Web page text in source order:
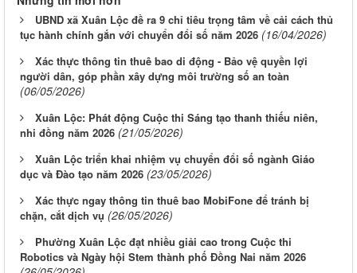
UBND xã Xuân Lộc đề ra 9 chỉ tiêu trọng tâm về cải cách thủ
tục hành chính gắn với chuyển đổi số năm 2026 (16/04/2026)
Xác thực thông tin thuê bao di động - Bảo vệ quyền lợi
người dân, góp phần xây dựng môi trường số an toàn
(06/05/2026)
Xuân Lộc: Phát động Cuộc thi Sáng tạo thanh thiếu niên,
nhi đồng năm 2026 (21/05/2026)
Xuân Lộc triển khai nhiệm vụ chuyển đổi số ngành Giáo
dục và Đào tạo năm 2026 (23/05/2026)
Xác thực ngay thông tin thuê bao MobiFone để tránh bị
chặn, cắt dịch vụ (26/05/2026)
Phường Xuân Lộc đạt nhiều giải cao trong Cuộc thi
Robotics và Ngày hội Stem thành phố Đồng Nai năm 2026